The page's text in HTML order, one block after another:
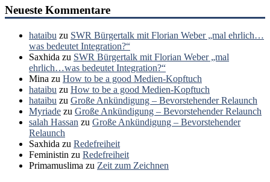
Neueste Kommentare
hataibu zu SWR Bürgertalk mit Florian Weber „mal ehrlich…
was bedeutet Integration?“
Saxhida zu SWR Bürgertalk mit Florian Weber „mal
ehrlich…was bedeutet Integration?“
Mina zu How to be a good Medien-Kopftuch
hataibu zu How to be a good Medien-Kopftuch
hataibu zu Große Ankündigung – Bevorstehender Relaunch
Myriade zu Große Ankündigung – Bevorstehender Relaunch
salah Hassan zu Große Ankündigung – Bevorstehender
Relaunch
Saxhida zu Redefreiheit
Feministin zu Redefreiheit
Primamuslima zu Zeit zum Zeichnen